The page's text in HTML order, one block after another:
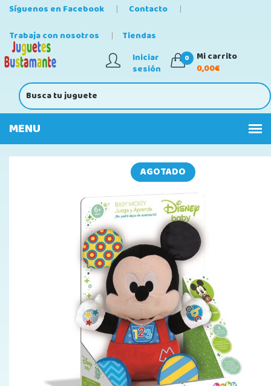
Síguenos en Facebook
Contacto
Trabaja con nosotros
Tiendas
Iniciar
sesión
0
Mi carrito
0,00€
AGOTADO